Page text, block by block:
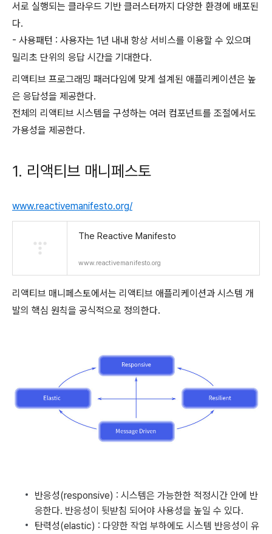
서로 실행되는 클라우드 기반 클러스터까지 다양한 환경에 배포된
다.
- 사용패턴 : 사용자는 1년 내내 항상 서비스를 이용할 수 있으며
밀리초 단위의 응답 시간을 기대한다.
리액티브 프로그래밍 패러다임에 맞게 설계된 애플리케이션은 높
은 응답성을 제공한다.
전체의 리액티브 시스템을 구성하는 여러 컴포넌트를 조절에서도
가용성을 제공한다.
1. 리액티브 매니페스토
www.reactivemanifesto.org/
The Reactive Manifesto
www.reactivemanifesto.org
리액티브 매니페스토에서는 리액티브 애플리케이션과 시스템 개
발의 핵심 원칙을 공식적으로 정의한다.
반응성(responsive) : 시스템은 가능한한 적정시간 안에 반
응한다. 반응성이 뒷받침 되어야 사용성을 높일 수 있다.
탄력성(elastic) : 다양한 작업 부하에도 시스템 반응성이 유